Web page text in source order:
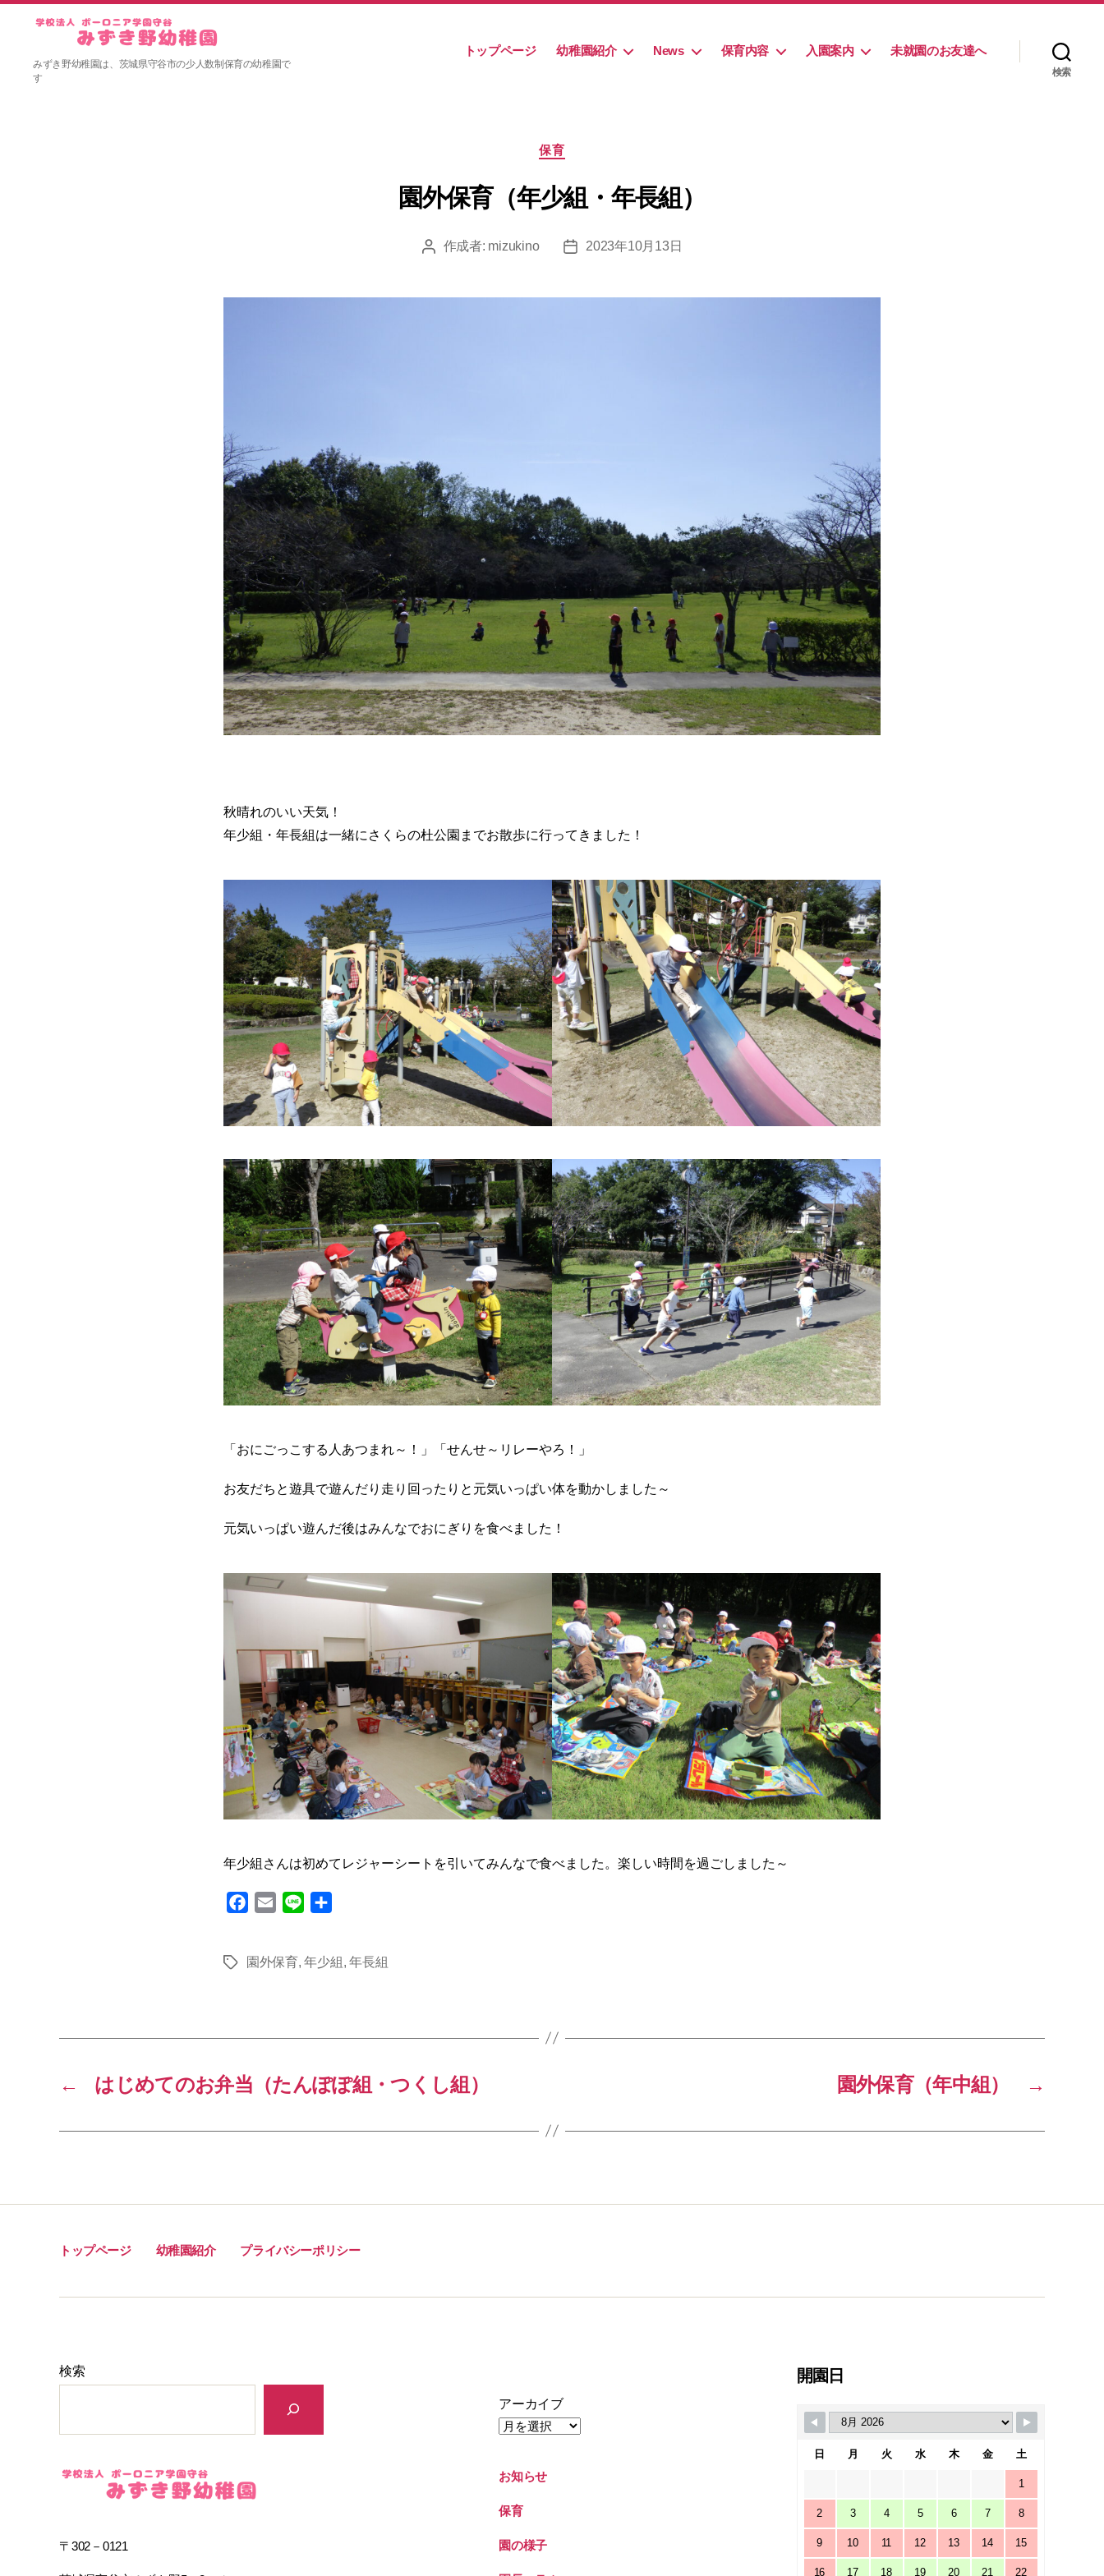
み
ず
みずき野幼稚園は、茨城県守谷市の少人数制保育の幼稚園で
す
トップページ 幼稚園紹介 News 保育内容 入園案内 未就園のお友達へ
検索
カ
テ
リ
ー
保育
園外保育（年少組・年長組）
投 作成者: mizukino
投
2023年10月13日
秋晴れのいい天気！
年少組・年長組は一緒にさくらの杜公園までお散歩に行ってきました！
「おにごっこする人あつまれ～！」「せんせ～リレーやろ！」
お友だちと遊具で遊んだり走り回ったりと元気いっぱい体を動かしました～
元気いっぱい遊んだ後はみんなでおにぎりを食べました！
年少組さんは初めてレジャーシートを引いてみんなで食べました。楽しい時間を過ごしました～
e
i
e
タ
園外保育,年少組 ,年長組
← はじめてのお弁当（たんぽぽ組・つくし組） →
園外保育（年中組）
トップページ 幼稚園紹介 プライバシーポリシー
検索
〒302－0121
アーカイブ
お知らせ
保育
園の様子
開園日
日 月 火 水 木 金 土
1
2 3 4 5 6 7 8
9 10 11 12 13 14 15
16 17 18 19 20 21 22